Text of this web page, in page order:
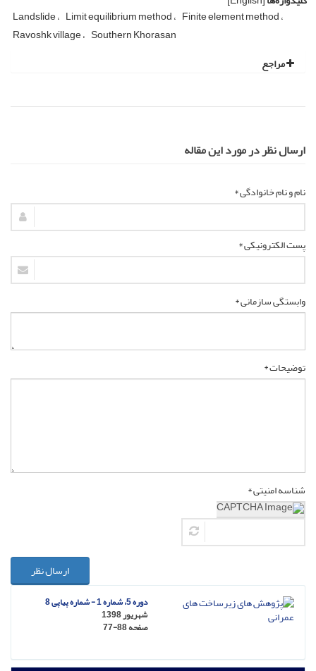
Landslide Limit equilibrium method Finite element method
Ravoshk village Southern Khorasan
مراجع
ارسال نظر در مورد این مقاله
نام و نام خانوادگی *
پست الکترونیکی *
وابستگی سازمانی *
توضیحات *
شناسه امنیتی *
ارسال نظر
دوره 5، شماره 1 - شماره پیاپی 8
شهریور 1398
صفحه77-88